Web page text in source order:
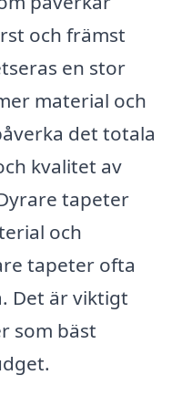
och främst
en stor
material och
det totala
kvalitet av
tapeter
och
tapeter ofta
Det är viktigt
som bäst